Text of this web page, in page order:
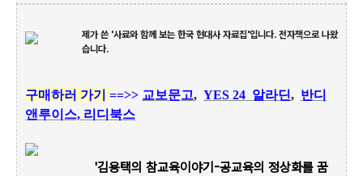
제가 쓴 '사료와 함께 보는 한국 현대사 자료집'입니다. 전자책으로 나왔
습니다.
구매하러 가기 ==>> 교보문고, YES 24 알라딘, 반디
앤루이스, 리디북스
'김용택의 참교육이야기-공교육의 정상화를 꿈